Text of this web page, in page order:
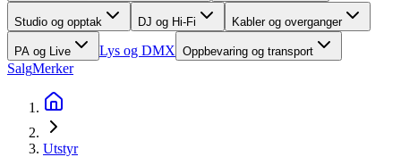
Studio og opptak DJ og Hi-Fi Kabler og overganger
PA og Live Lys og DMX Oppbevaring og transport
SalgMerker
Utstyr